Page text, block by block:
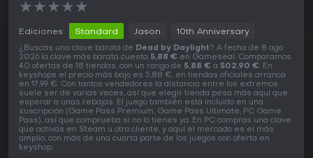
★★★★★
Ediciones: Standard Jason 10th Anniversary
¿Buscas una clave barata de Dead by Daylight? A fecha de 8 ago
2026 la clave más barata cuesta 5,88 € en Gameseal. Comparamos
40 ofertas de 18 tiendas, con un rango de 5,88 € a 502,90 €. En
keyshops el precio más bajo es 5,88 €, en tiendas oficiales arranca
en 17,99 €. Con tantos vendedores la distancia entre los extremos
suele ser de varias veces, así que elegir tienda pesa más aquí que
esperar a unas rebajas. El juego también está incluido en una
suscripción (Game Pass Premium, Game Pass Ultimate, PC Game
Pass), así que comprueba si no lo tienes ya. En PC compras una clave
que activas en Steam u otro cliente, y aquí el mercado es el más
amplio, con más de una cuarta parte de los juegos con oferta en
keyshop.